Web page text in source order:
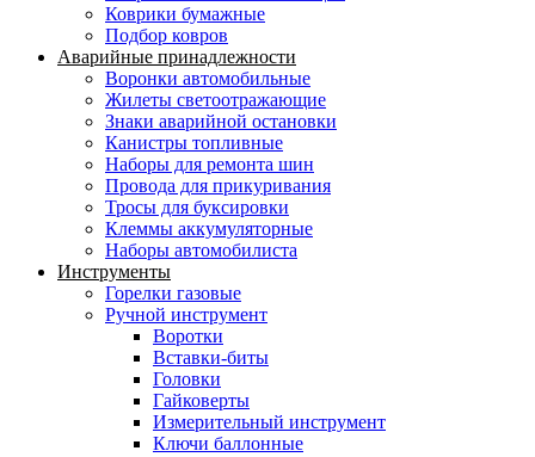
Коврики бумажные
Подбор ковров
Аварийные принадлежности
Воронки автомобильные
Жилеты светоотражающие
Знаки аварийной остановки
Канистры топливные
Наборы для ремонта шин
Провода для прикуривания
Тросы для буксировки
Клеммы аккумуляторные
Наборы автомобилиста
Инструменты
Горелки газовые
Ручной инструмент
Воротки
Вставки-биты
Головки
Гайковерты
Измерительный инструмент
Ключи баллонные